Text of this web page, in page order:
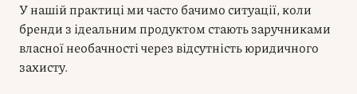
У нашій практиці ми часто бачимо ситуації, коли
бренди з ідеальним продуктом стають заручниками
власної необачності через відсутність юридичного
захисту.